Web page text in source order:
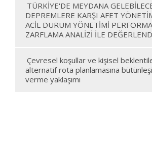
TÜRKİYE'DE MEYDANA
DEPREMLERE KARŞI AFET
ACİL DURUM YÖNETİMİ
ZARFLAMA ANALİZİ İLE
Çevresel koşullar ve kişisel
alternatif rota planlamasına
verme yaklaşımı